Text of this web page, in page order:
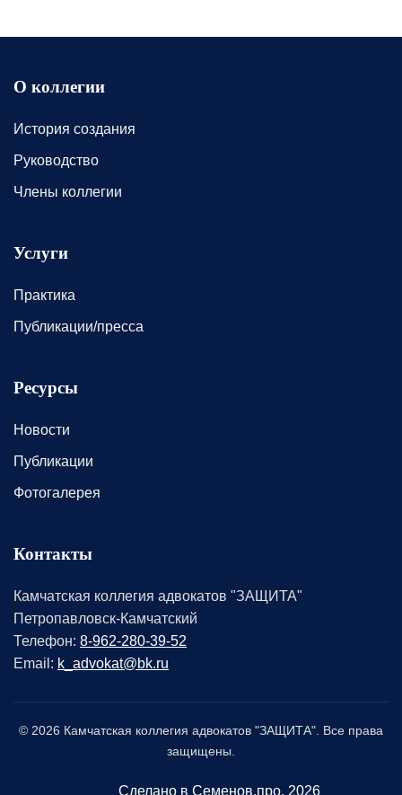
О коллегии
История создания
Руководство
Члены коллегии
Услуги
Практика
Публикации/пресса
Ресурсы
Новости
Публикации
Фотогалерея
Контакты
Камчатская коллегия адвокатов "ЗАЩИТА"
Петропавловск-Камчатский
Телефон: 8-962-280-39-52
Email: k_advokat@bk.ru
© 2026 Камчатская коллегия адвокатов "ЗАЩИТА". Все права
защищены.
Сделано в Семенов.про, 2026